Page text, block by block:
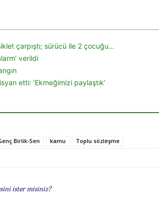
çarpıştı; sürücü ile 2 çocuğu…
verildi
etti: ‘Ekmeğimizi paylaştık’
Birlik-Sen kamu Toplu sözleşme
ister misiniz?